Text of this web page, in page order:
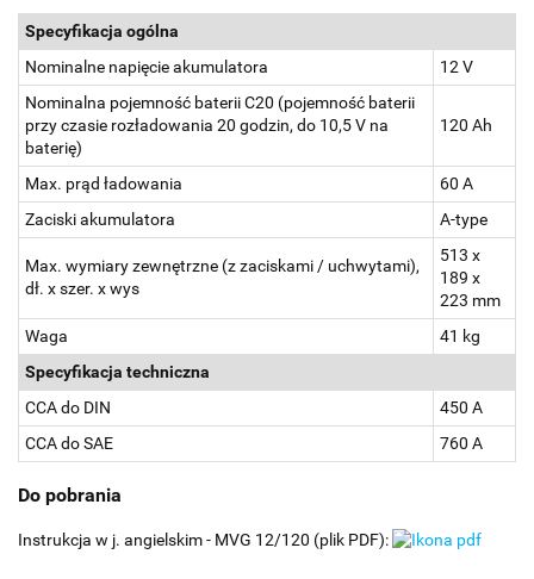
Specyfikacja ogólna
Nominalne napięcie akumulatora
12 V
Nominalna pojemność baterii C20 (pojemność baterii
przy czasie rozładowania 20 godzin, do 10,5 V na
baterię)
120 Ah
Max. prąd ładowania
60 A
Zaciski akumulatora
A-type
Max. wymiary zewnętrzne (z zaciskami / uchwytami),
dł. x szer. x wys
513 x
189 x
223 mm
Waga
41 kg
Specyfikacja techniczna
CCA do DIN
450 A
CCA do SAE
760 A
Do pobrania
Instrukcja w j. angielskim - MVG 12/120 (plik PDF):